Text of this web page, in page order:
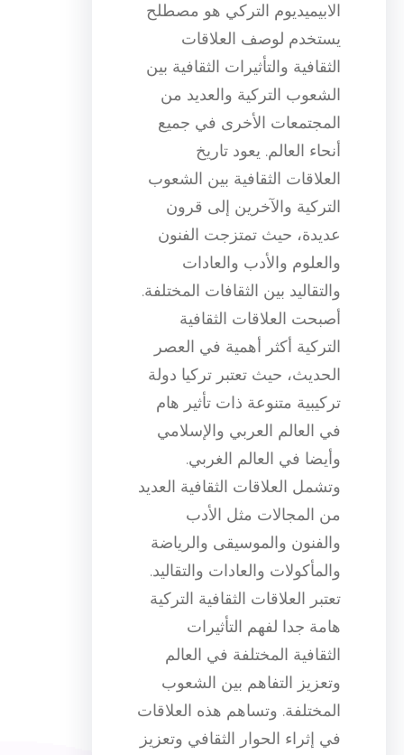
الابيميديوم التركي هو مصطلح
يستخدم لوصف العلاقات
الثقافية والتأثيرات الثقافية بين
الشعوب التركية والعديد من
المجتمعات الأخرى في جميع
أنحاء العالم. يعود تاريخ
العلاقات الثقافية بين الشعوب
التركية والآخرين إلى قرون
عديدة، حيث تمتزجت الفنون
والعلوم والأدب والعادات
والتقاليد بين الثقافات المختلفة.
أصبحت العلاقات الثقافية
التركية أكثر أهمية في العصر
الحديث، حيث تعتبر تركيا دولة
تركيبية متنوعة ذات تأثير هام
في العالم العربي والإسلامي
وأيضا في العالم الغربي.
وتشمل العلاقات الثقافية العديد
من المجالات مثل الأدب
والفنون والموسيقى والرياضة
والمأكولات والعادات والتقاليد.
تعتبر العلاقات الثقافية التركية
هامة جدا لفهم التأثيرات
الثقافية المختلفة في العالم
وتعزيز التفاهم بين الشعوب
المختلفة. وتساهم هذه العلاقات
في إثراء الحوار الثقافي وتعزيز